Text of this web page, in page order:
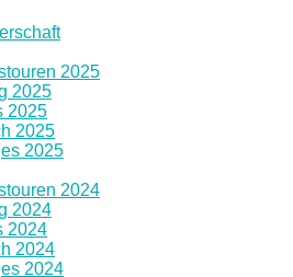
2025
2025
2025
2025
2025
2024
2024
2024
2024
2024